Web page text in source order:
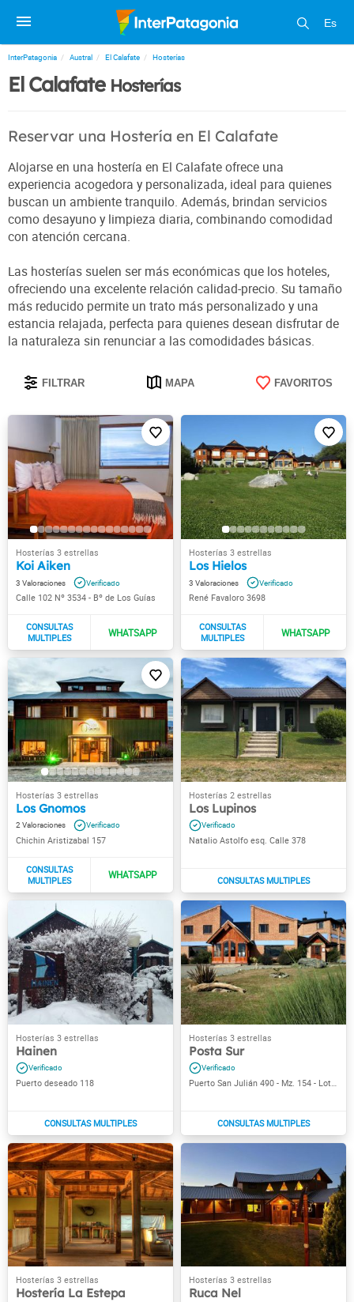
Es
InterPatagonia Austral El Calafate Hosterías
El Calafate Hosterías
Reservar una Hostería en El Calafate
Alojarse en una hostería en El Calafate ofrece una
experiencia acogedora y personalizada, ideal para quienes
buscan un ambiente tranquilo. Además, brindan servicios
como desayuno y limpieza diaria, combinando comodidad
con atención cercana.
Las hosterías suelen ser más económicas que los hoteles,
ofreciendo una excelente relación calidad-precio. Su tamaño
más reducido permite un trato más personalizado y una
estancia relajada, perfecta para quienes desean disfrutar de
la naturaleza sin renunciar a las comodidades básicas.
FILTRAR MAPA FAVORITOS
Koi Aiken
3
Calle 102 Nº 3534 - Bº de Los Guías
Los Hielos
3
René Favaloro 3698
Los Gnomos
2
Chichin Aristizabal 157
Los Lupinos
Natalio Astolfo esq. Calle 378
Hainen
Puerto deseado 118
Posta Sur
Hostería La Estepa Ruca Nel